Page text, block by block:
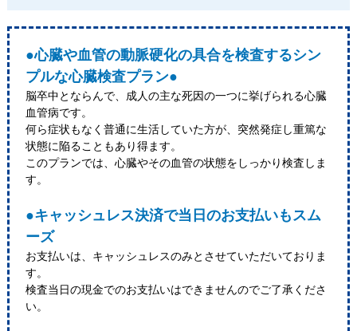
●心臓や血管の動脈硬化の具合を検査するシン
プルな心臓検査プラン●
脳卒中とならんで、成人の主な死因の一つに挙げられる心臓
血管病です。
何ら症状もなく普通に生活していた方が、突然発症し重篤な
状態に陥ることもあり得ます。
このプランでは、心臓やその血管の状態をしっかり検査しま
す。
●キャッシュレス決済で当日のお支払いもスム
ーズ
お支払いは、キャッシュレスのみとさせていただいておりま
す。
検査当日の現金でのお支払いはできませんのでご了承くださ
い。